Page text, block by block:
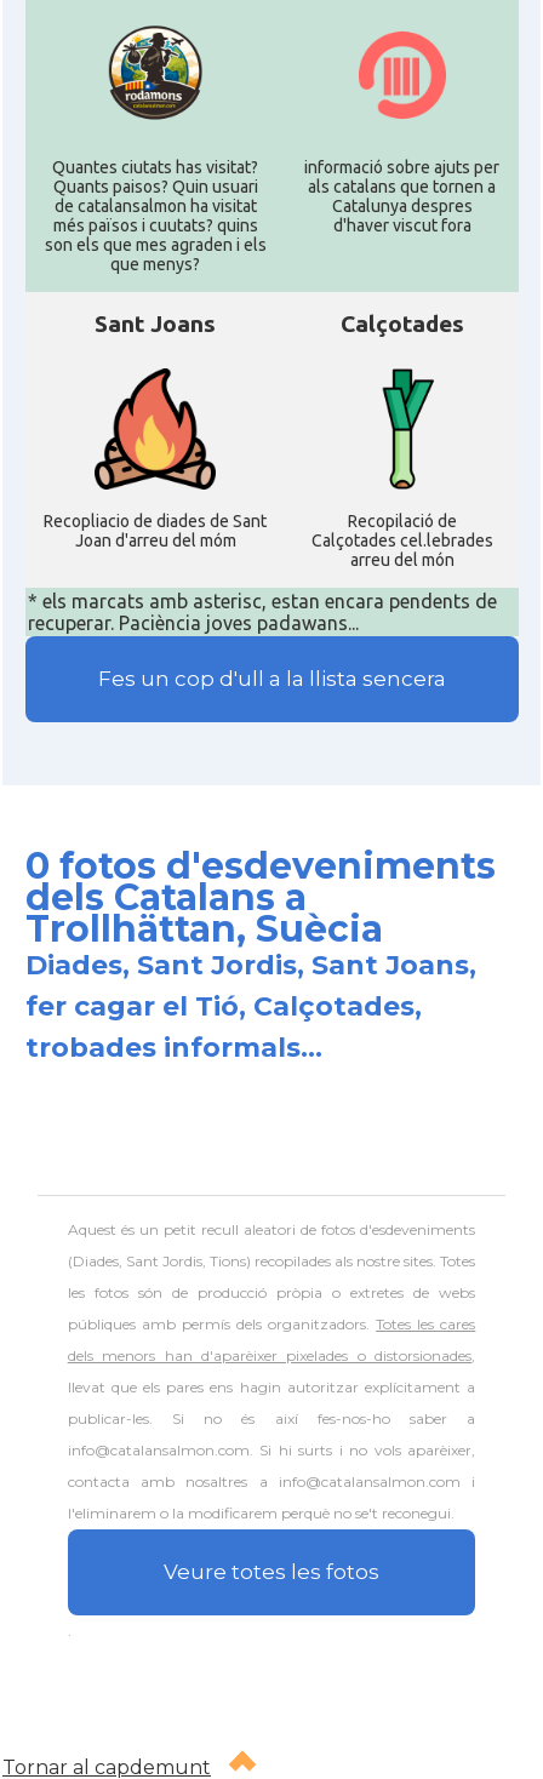
Quantes ciutats has visitat?
Quants paisos? Quin usuari
de catalansalmon ha visitat
més països i cuutats? quins
son els que mes agraden i els
que menys?
informació sobre ajuts per
als catalans que tornen a
Catalunya despres
d'haver viscut fora
Sant Joans
Recopliacio de diades de Sant
Joan d'arreu del móm
Calçotades
Recopilació de
Calçotades cel.lebrades
arreu del món
* els marcats amb asterisc, estan encara pendents de
recuperar. Paciència joves padawans...
Fes un cop d'ull a la llista sencera
0 fotos d'esdeveniments
dels Catalans a
Trollhättan, Suècia
Diades, Sant Jordis, Sant Joans,
fer cagar el Tió, Calçotades,
trobades informals...
Aquest és un petit recull aleatori defotos d'esdeveniments
(Diades, Sant Jordis, Tions) recopilades als nostre sites. Totes
les fotos són de producció pròpia o extretes de webs
públiques amb permís dels organitzadors.Totes les cares
dels menors han d'aparèixer pixelades o distorsionades,
llevat que els pares ens hagin autoritzar explícitament a
publicar-les. Si no és així fes-nos-ho saber a
info@catalansalmon.com. Si hi surts i no vols aparèixer,
contacta amb nosaltres a info@catalansalmon.com i
l'eliminarem o la modificarem perquè no se't reconegui.
Veure totes les fotos
Tornar al capdemunt